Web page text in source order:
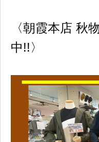
〈朝霞本店 秋
中!!〉